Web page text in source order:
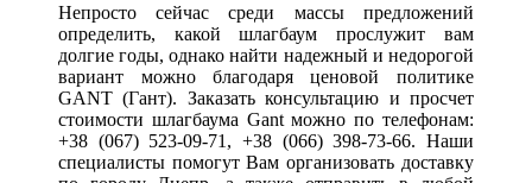
Непросто сейчас среди массы предложений
определить, какой шлагбаум прослужит вам
долгие годы, однако найти надежный и недорогой
вариант можно благодаря ценовой политике
GANT (Гант). Заказать консультацию и просчет
стоимости шлагбаума Gant можно по телефонам:
+38 (067) 523-09-71 , +38 (066) 398-73-66. Наши
специалисты помогут Вам организовать доставку